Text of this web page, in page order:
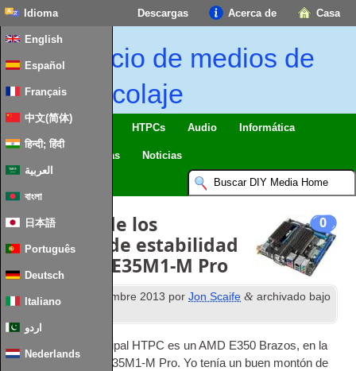
Casa
Acerca de
Descargas
Idioma
English
Español
Français
中文(简体)
हिन्दी; हिंदी
العربية
বাংলা
日本語
Português
Deutsch
Italiano
اردو
Nederlands
Inicio de medios de
bricolaje
Casa inteligente & IO HTPCs Audio Informática
Guías Noticias
0
La fijación de los
problemas de estabilidad
con el Asus E35M1-M Pro
Publicado Diciembre 2013 porJon Scaife & archivado bajo
La base de mi principal HTPC es un AMD E350 Brazos, en la
forma de un Asus E35M1-M Pro. Yo tenía un buen montón de